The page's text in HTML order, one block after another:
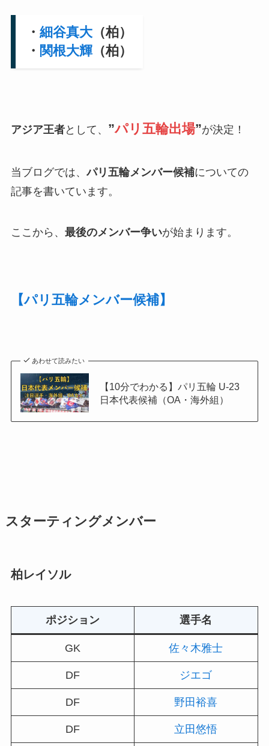
・ 細谷真大（柏）
・ 関根大輝（柏）
アジア王者として、 ”パリ五輪出場”が決定！
当ブログでは、パリ五輪メンバー候補についての
記事を書いています。
ここから、 最後のメンバー争いが始まります。
【パリ五輪メンバー候補】
あわせて読みたい
【10分でわかる】パリ五輪 U-23
日本代表候補（OA・海外組）
スターティングメンバー
柏レイソル
ポジション 選手名
GK 佐々木雅士
DF ジエゴ
DF 野田裕喜
DF 立田悠悟